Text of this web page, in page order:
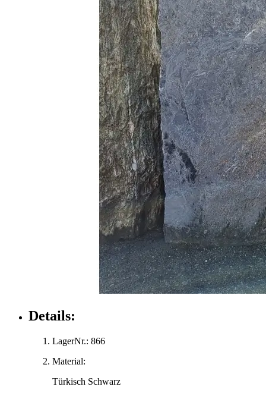
Details:
LagerNr.: 866
Material:
Türkisch Schwarz